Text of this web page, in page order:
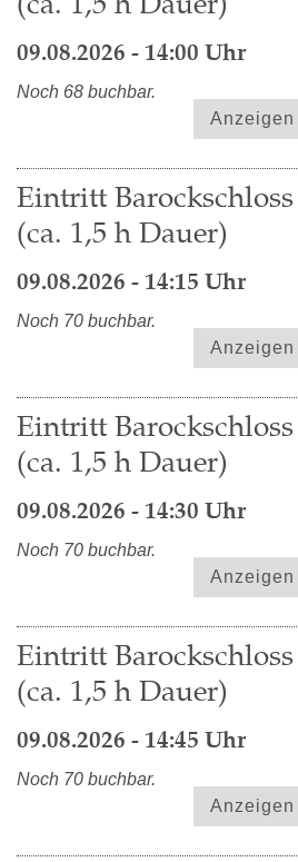
09.08.2026 - 14:00 Uhr
Noch 68 buchbar.
Anzeigen
Eintritt
(ca. 1,5 h Dauer)
09.08.2026 - 14:15 Uhr
Noch 70 buchbar.
Anzeigen
Eintritt
(ca. 1,5 h Dauer)
09.08.2026 - 14:30 Uhr
Noch 70 buchbar.
Anzeigen
Eintritt
(ca. 1,5 h Dauer)
09.08.2026 - 14:45 Uhr
Noch 70 buchbar.
Anzeigen